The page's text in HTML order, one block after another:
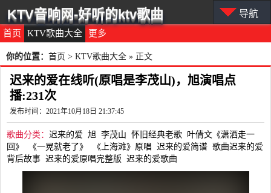
首页 KTV歌曲大全 更多
KTV音响网-好听的ktv歌曲 导航
你的位置： 首页 > KTV歌曲大全 » 正文
迟来的爱在线听(原唱是李茂山)，旭演唱点
播:231次
发布时间：2021年10月18日 21:37:45
歌曲分类： 迟来的爱 旭 李茂山 怀旧经典老歌 叶倩文《潇洒走一
回》
《一晃就老了》 《上海滩》原唱 迟来的爱简谱 歌曲迟来的爱
背后故事 迟来的爱原唱完整版 迟来的爱歌曲